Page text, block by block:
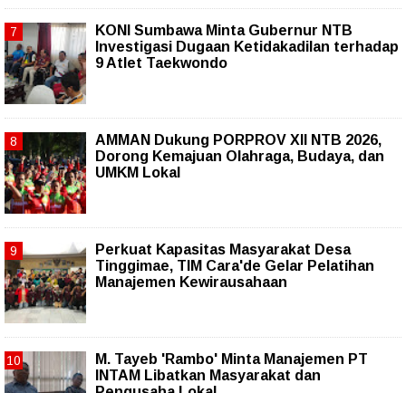
KONI Sumbawa Minta Gubernur NTB
Investigasi Dugaan Ketidakadilan terhadap
9 Atlet Taekwondo
AMMAN Dukung PORPROV XII NTB 2026,
Dorong Kemajuan Olahraga, Budaya, dan
UMKM Lokal
Perkuat Kapasitas Masyarakat Desa
Tinggimae, TIM Cara'de Gelar Pelatihan
Manajemen Kewirausahaan
M. Tayeb 'Rambo' Minta Manajemen PT
INTAM Libatkan Masyarakat dan